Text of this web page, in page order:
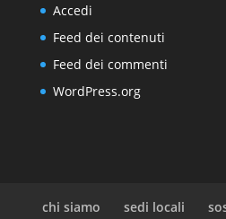
Accedi
Feed dei contenuti
Feed dei commenti
WordPress.org
chi siamo sedi locali